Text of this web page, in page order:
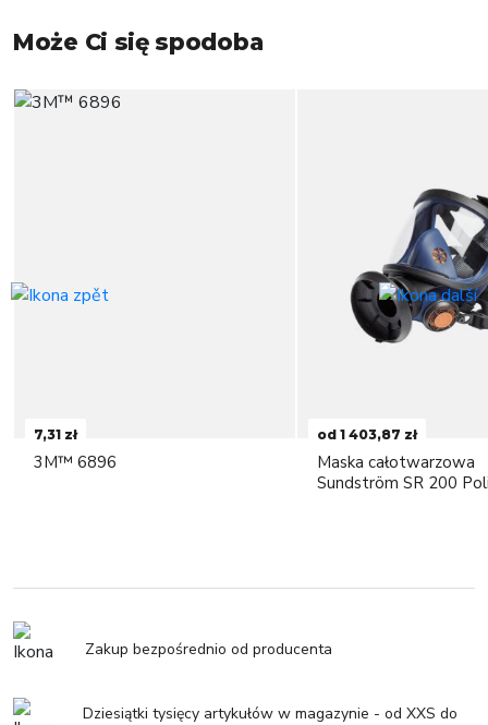
Może Ci się spodoba
7,31 zł
3M™ 6896
od 1 403,87 zł
Maska całotwarzowa
Sundström SR 200
Zakup bezpośrednio od producenta
Dziesiątki tysięcy artykułów w magazynie - od XXS do